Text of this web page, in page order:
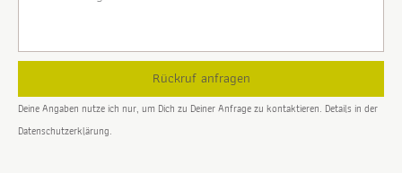
Rückruf anfragen
Alternative:
Deine Angaben nutze ich nur, um Dich zu Deiner Anfrage zu kontaktieren. Details in der
Datenschutzerklärung.